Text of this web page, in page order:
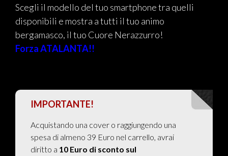
Scegli il modello del tuo smartphone tra quelli
disponibili e mostra a tutti il tuo animo
bergamasco, il tuo Cuore Nerazzurro!
Forza ATALANTA!!
IMPORTANTE!
Acquistando una cover o raggiungendo una
spesa di almeno 39 Euro nel carrello, avrai
diritto a 10 Euro di sconto sul